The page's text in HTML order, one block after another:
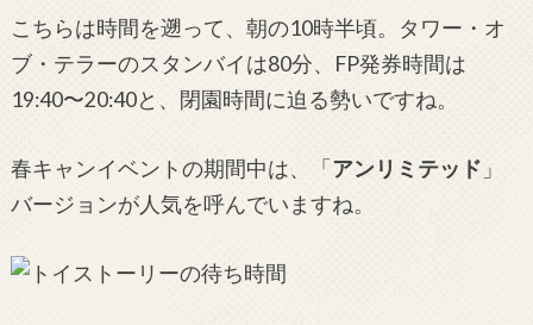
こちらは時間を遡って、朝の10時半頃。タワー・オ
ブ・テラーのスタンバイは80分、FP発券時間は
19:40〜20:40と、閉園時間に迫る勢いですね。
春キャンイベントの期間中は、「 アンリミテッド 」
バージョンが人気を呼んでいますね。